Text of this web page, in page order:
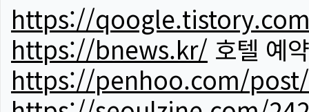
https://
https://bnews.kr/ 호텔 예약
https://penhoo.com/